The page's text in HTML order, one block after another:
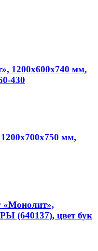
1200х600х740 мм,
430
мм,
«Монолит»,
(640137), цвет бук